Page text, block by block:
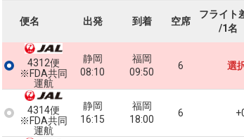
便名 出発 到着 空席
フライト
/1名
4312便
※FDA共同
運航
静岡
08:10
福岡
09:50
6 選
4314便
※FDA共同
運航
静岡
16:15
福岡
18:00
6